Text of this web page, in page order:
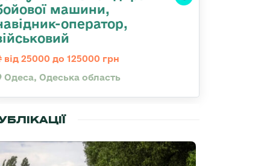
машини,
оператор,
від 25000 до 125000 грн
Одеса, Одеська область